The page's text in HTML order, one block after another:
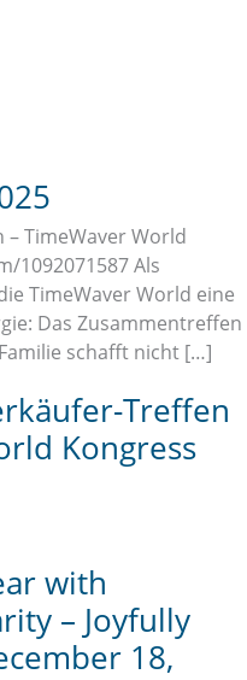
TimeWaver World
1092071587 Als
TimeWaver World eine
Das Zusammentreffen
schafft nicht […]
Treffen
Kongress
with
– Joyfully
18,